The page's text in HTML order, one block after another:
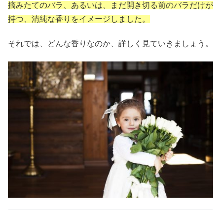
摘みたてのバラ、あるいは、まだ開き切る前のバラだけが
持つ、清純な香りをイメージしました。
それでは、どんな香りなのか、詳しく見ていきましょう。